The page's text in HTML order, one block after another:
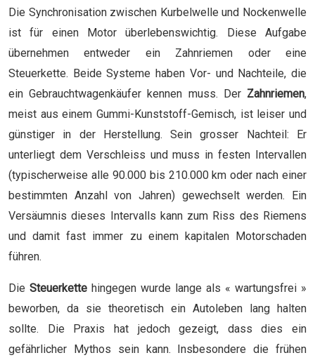
Die Synchronisation zwischen Kurbelwelle und Nockenwelle
ist für einen Motor überlebenswichtig. Diese Aufgabe
übernehmen entweder ein Zahnriemen oder eine
Steuerkette. Beide Systeme haben Vor- und Nachteile, die
ein Gebrauchtwagenkäufer kennen muss. Der Zahnriemen,
meist aus einem Gummi-Kunststoff-Gemisch, ist leiser und
günstiger in der Herstellung. Sein grosser Nachteil: Er
unterliegt dem Verschleiss und muss in festen Intervallen
(typischerweise alle 90.000 bis 210.000 km oder nach einer
bestimmten Anzahl von Jahren) gewechselt werden. Ein
Versäumnis dieses Intervalls kann zum Riss des Riemens
und damit fast immer zu einem kapitalen Motorschaden
führen.
Die Steuerkette hingegen wurde lange als « wartungsfrei »
beworben, da sie theoretisch ein Autoleben lang halten
sollte. Die Praxis hat jedoch gezeigt, dass dies ein
gefährlicher Mythos sein kann. Insbesondere die frühen